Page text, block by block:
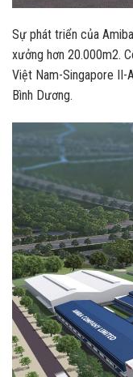
Sự phát triển của
xưởng hơn 20.000m2.
Việt Nam-Singapore II-
Bình Dương.